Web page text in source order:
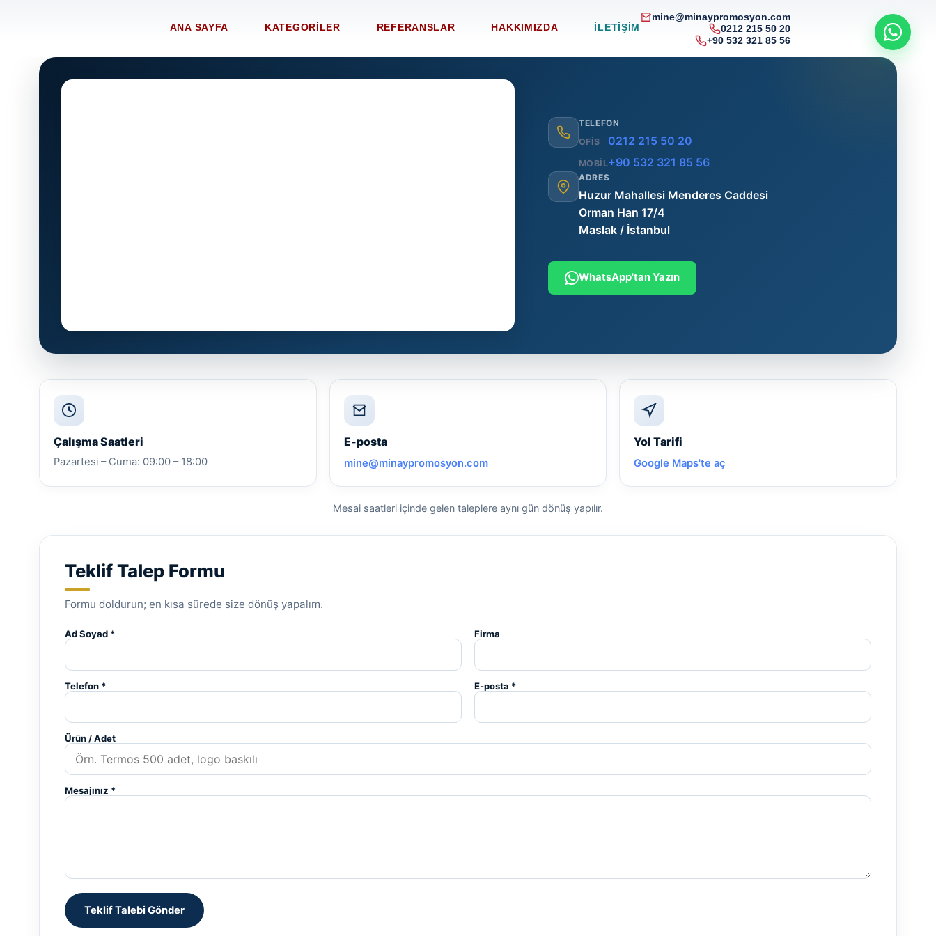
ANA SAYFA KATEGORILER REFERANSLAR HAKKIMIZDA İLETIŞIM
mine@minaypromosyon.com
0212 215 50 20
+90 532 321 85 56
TELEFON
OFIS
0212 215 50 20
MOBIL+90 532 321 85 56
ADRES
Huzur Mahallesi Menderes Caddesi
Orman Han 17/4
Maslak / İstanbul
WhatsApp'tan Yazın
Çalışma Saatleri
Pazartesi – Cuma: 09:00 – 18:00
E-posta
mine@minaypromosyon.com
Yol Tarifi
Google Maps'te aç
Mesai saatleri içinde gelen taleplere aynı gün dönüş yapılır.
Teklif Talep Formu
Formu doldurun; en kısa sürede size dönüş yapalım.
Ad Soyad * Firma
Telefon * E-posta *
Ürün / Adet
Mesajınız *
Teklif Talebi Gönder